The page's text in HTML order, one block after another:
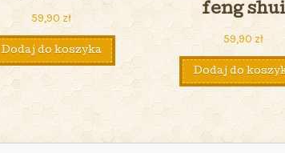
59,90 zł
Dodaj do koszyka
feng shui
59,90 zł
Dodaj do